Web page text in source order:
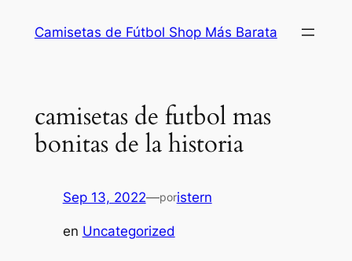
Camisetas de Fútbol Shop Más Barata
camisetas de futbol mas
bonitas de la historia
Sep 13, 2022—poristern
en Uncategorized